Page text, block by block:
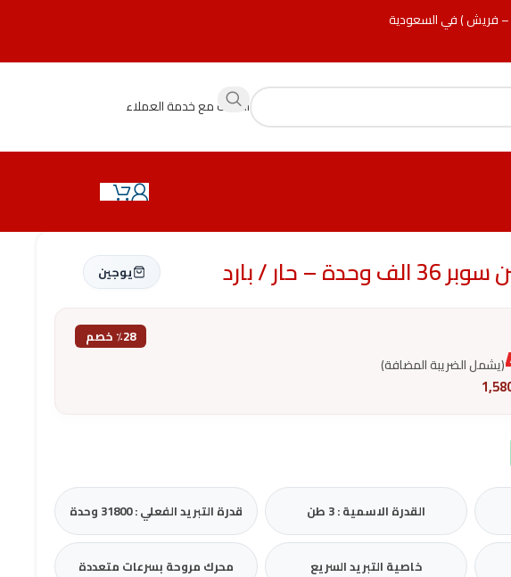
– فريش ) في السعودية
التحدث مع خدمة العملاء
حار / بارد يوجين
٪28 خصم
(يشمل الضريبة المضافة)
القدرة الاسمية : 3 طن قدرة التبريد الفعلي : 31800 وحدة
خاصية التبريد السريع محرك مروحة بسرعات متعددة